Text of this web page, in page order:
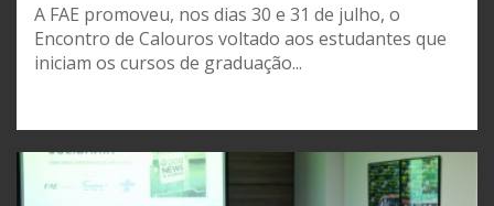
A FAE promoveu, nos dias 30 e 31 de julho, o
Encontro de Calouros voltado aos estudantes que
iniciam os cursos de graduação...